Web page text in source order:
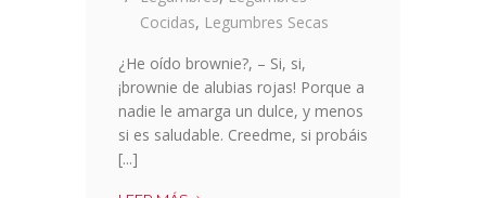
Cocidas, Legumbres Secas
¿He oído brownie?, – Si, si,
¡brownie de alubias rojas! Porque a
nadie le amarga un dulce, y menos
si es saludable. Creedme, si probáis
[...]